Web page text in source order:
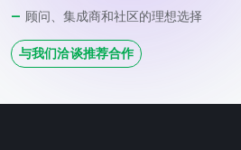
顾问、集成商和社区的理想选择
与我们洽谈推荐合作